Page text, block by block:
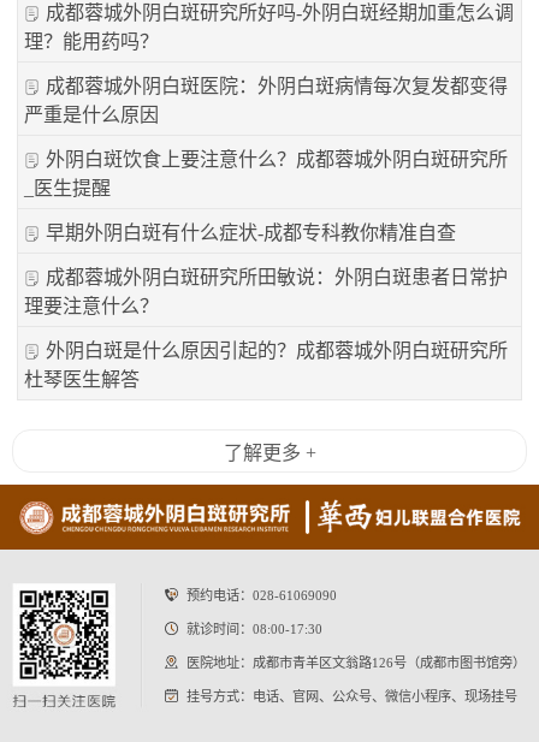
成都蓉城外阴白斑研究所好吗-外阴白斑经期加重怎么调
理？能用药吗？
成都蓉城外阴白斑医院：外阴白斑病情每次复发都变得
严重是什么原因
外阴白斑饮食上要注意什么？成都蓉城外阴白斑研究所
_医生提醒
早期外阴白斑有什么症状-成都专科教你精准自查
成都蓉城外阴白斑研究所田敏说：外阴白斑患者日常护
理要注意什么？
外阴白斑是什么原因引起的？成都蓉城外阴白斑研究所
杜琴医生解答
了解更多 +
预约电话： 028-61069090
就诊时间：08:00-17:30
医院地址：成都市青羊区文翁路126号（成都市图书馆旁）
挂号方式：电话、官网、公众号、微信小程序、现场挂号